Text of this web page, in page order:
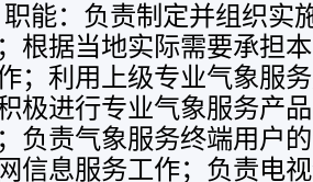
： 负责制定并组织实
根据当地实际需要承担
；利用上级专业气象服
极进行专业气象服务产
负责气象服务终端用户
信息服务工作；负责电